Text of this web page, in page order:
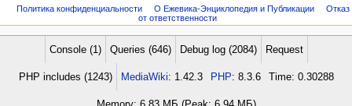
электронные), аудиокурсы,
Заглавная страница
Политика конфиденциальности О Ежевика-Энциклопедия и Публикации
Отказ
от ответственности
Console (1) Queries (646) Debug log (2084) Request
PHP includes (1243) MediaWiki: 1.42.3 PHP: 8.3.6 Time: 0.30288